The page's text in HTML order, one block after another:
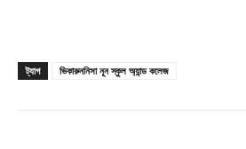
Champs21
ট্যাগ ভিকারুননিসা নূন স্কুল অ্যান্ড কলেজ